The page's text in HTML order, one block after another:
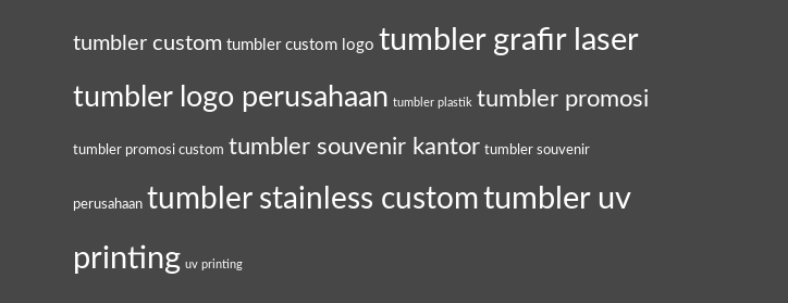
tumbler custom tumbler custom logo tumbler grafir laser
tumbler logo perusahaan tumbler plastik tumbler promosi
tumbler promosi custom tumbler souvenir kantor tumbler souvenir
perusahaan tumbler stainless customtumbler uv
printing uv printing